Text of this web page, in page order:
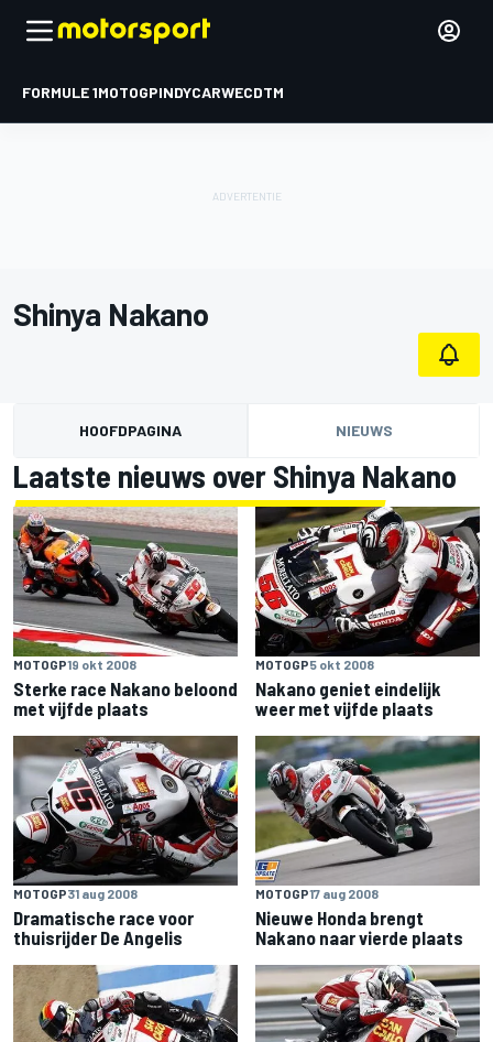
FORMULE 1MOTOGPINDYCARWECDTM
Shinya Nakano
HOOFDPAGINA NIEUWS
Laatste nieuws over Shinya Nakano
MOTOGP19 okt 2008
Sterke race Nakano beloond
met vijfde plaats
MOTOGP5 okt 2008
Nakano geniet eindelijk
weer met vijfde plaats
MOTOGP31 aug 2008
Dramatische race voor
thuisrijder De Angelis
MOTOGP17 aug 2008
Nieuwe Honda brengt
Nakano naar vierde plaats